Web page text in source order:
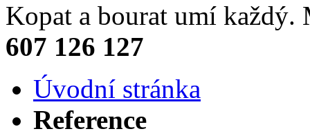
Kopat a bourat umí
607 126 127
Úvodní stránka
Reference